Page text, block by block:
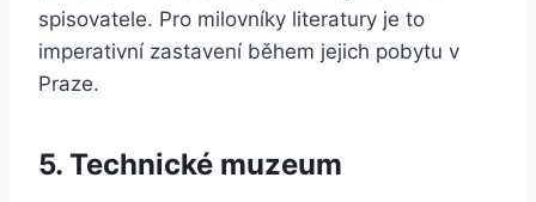
spisovatele. Pro milovníky literatury je to
imperativní zastavení během jejich pobytu v
Praze.
5. Technické muzeum